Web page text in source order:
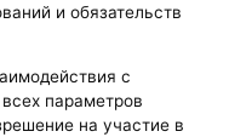
и обязательств
с
параметров
на участие в